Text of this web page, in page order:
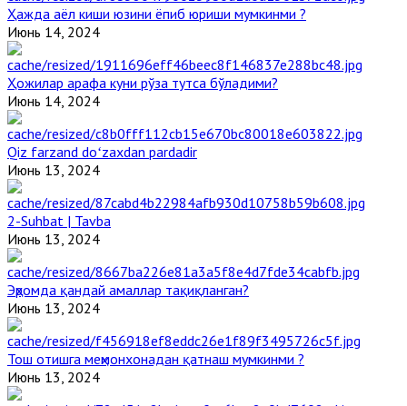
Ҳажда аёл киши юзини ёпиб юриши мумкинми ?
Июнь 14, 2024
Ҳожилар арафа куни рўза тутса бўладими?
Июнь 14, 2024
Qiz farzand doʻzaxdan pardadir
Июнь 13, 2024
2-Suhbat | Tavba
Июнь 13, 2024
Эҳромда қандай амаллар тақиқланган?
Июнь 13, 2024
Тош отишга меҳмонхонадан қатнаш мумкинми ?
Июнь 13, 2024